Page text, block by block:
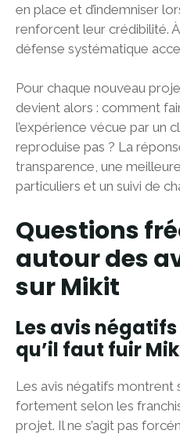
en place et d’indemniser
renforcent leur crédibilité. À
défense systématique
Pour chaque nouveau
devient alors : comment
l’expérience vécue par un
reproduise pas ? La
transparence, une
particuliers et un suivi de
Questions
autour des
sur Mikit
Les avis
qu’il faut fuir
Les avis négatifs montrent
fortement selon les
projet. Il ne s’agit pas